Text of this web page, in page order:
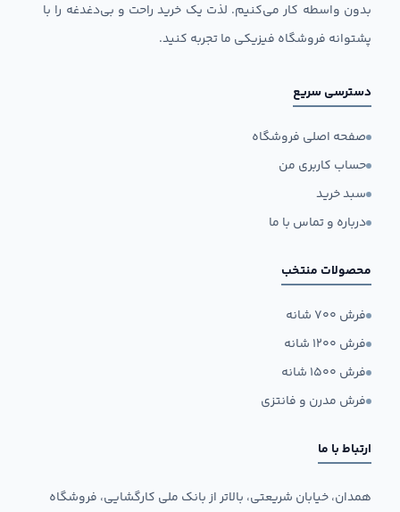
بدون واسطه کار می‌کنیم. لذت یک خرید راحت و بی‌دغدغه را با
پشتوانه فروشگاه فیزیکی ما تجربه کنید.
دسترسی سریع
صفحه اصلی فروشگاه
حساب کاربری من
سبد خرید
درباره و تماس با ما
محصولات منتخب
فرش ۷۰۰ شانه
فرش ۱۲۰۰ شانه
فرش ۱۵۰۰ شانه
فرش مدرن و فانتزی
ارتباط با ما
همدان، خیابان شریعتی، بالاتر از بانک ملی کارگشایی، فروشگاه